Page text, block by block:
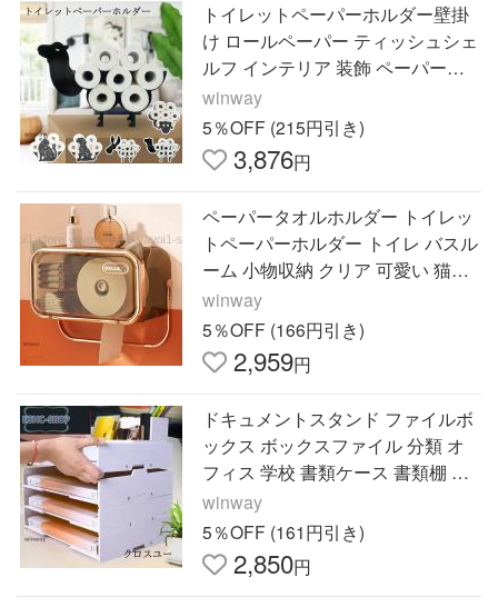
トイレットペーパーホルダー壁掛
け ロールペーパー ティッシュシェ
ルフ インテリア 装飾 ペーパータ
オルホルダー
winway
5％OFF (215円引き)
3,876円
ペーパータオルホルダー トイレッ
トペーパーホルダー トイレ バスル
ーム 小物収納 クリア 可愛い 猫耳
うさ耳 壁掛け 穴不要 タオル掛け
おしゃれ
winway
5％OFF (166円引き)
2,959円
ドキュメントスタンド ファイルボ
ックス ボックスファイル 分類 オ
フィス 学校 書類ケース 書類棚 卓
上ケース 机収納ケース 小物入れ
卓上 文具収納
winway
5％OFF (161円引き)
2,850円